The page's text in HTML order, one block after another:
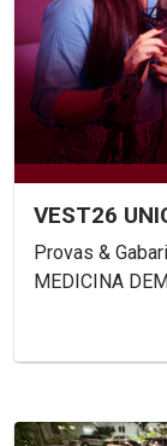
VEST26
Provas &